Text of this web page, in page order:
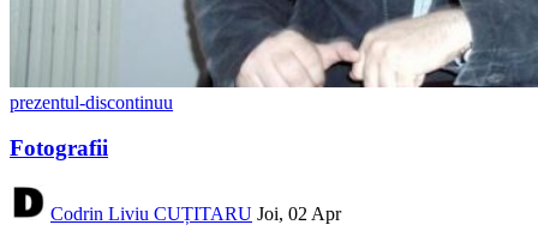
prezentul-discontinuu
Fotografii
Codrin Liviu CUȚITARU Joi, 02 Apr